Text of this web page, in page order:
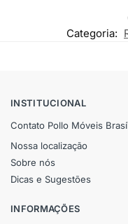
Categoria:
INSTITUCIONAL
Contato Pollo Móveis
Nossa localização
Sobre nós
Dicas e Sugestões
INFORMAÇÕES